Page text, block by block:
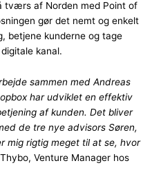
tværs af Norden med Point of
gør det nemt og enkelt
betjene kunderne og tage
kanal.
sammen med Andreas
har udviklet en effektiv
af kunden. Det bliver
de tre nye advisors Søren,
mig rigtig meget til at se, hvor
Venture Manager hos